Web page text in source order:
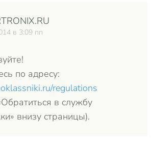
в 3:09 пп
по адресу:
regulations
в службу
внизу страницы).